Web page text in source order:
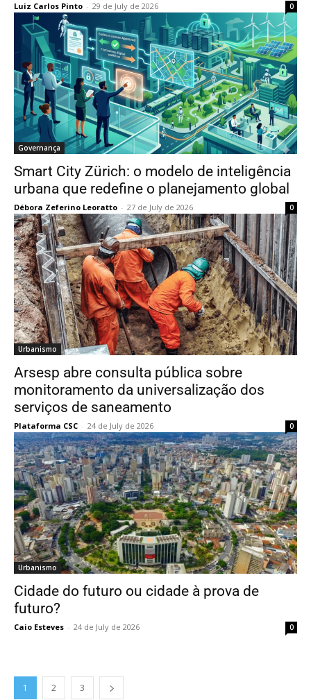
Luiz Carlos Pinto - 29 de July de 2026 0
Governança
Smart City Zürich: o modelo de inteligência
urbana que redefine o planejamento global
Débora Zeferino Leoratto - 27 de July de 2026 0
Urbanismo
Arsesp abre consulta pública sobre
monitoramento da universalização dos
serviços de saneamento
Plataforma CSC - 24 de July de 2026 0
Urbanismo
Cidade do futuro ou cidade à prova de
futuro?
Caio Esteves - 24 de July de 2026 0
1 2 3